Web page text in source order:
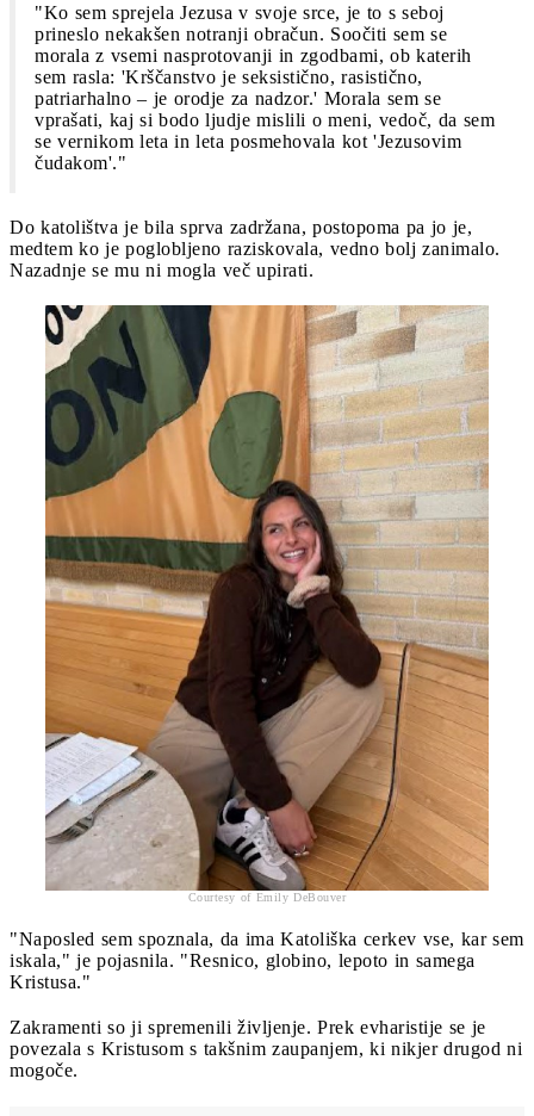
"Ko sem sprejela Jezusa v svoje srce, je to s seboj
prineslo nekakšen notranji obračun. Soočiti sem se
morala z vsemi nasprotovanji in zgodbami, ob katerih
sem rasla: 'Krščanstvo je seksistično, rasistično,
patriarhalno – je orodje za nadzor.' Morala sem se
vprašati, kaj si bodo ljudje mislili o meni, vedoč, da sem
se vernikom leta in leta posmehovala kot 'Jezusovim
čudakom'."
Do katolištva je bila sprva zadržana, postopoma pa jo je,
medtem ko je poglobljeno raziskovala, vedno bolj zanimalo.
Nazadnje se mu ni mogla več upirati.
Courtesy of Emily DeBouver
"Naposled sem spoznala, da ima Katoliška cerkev vse, kar sem
iskala," je pojasnila. "Resnico, globino, lepoto in samega
Kristusa."
Zakramenti so ji spremenili življenje. Prek evharistije se je
povezala s Kristusom s takšnim zaupanjem, ki nikjer drugod ni
mogoče.